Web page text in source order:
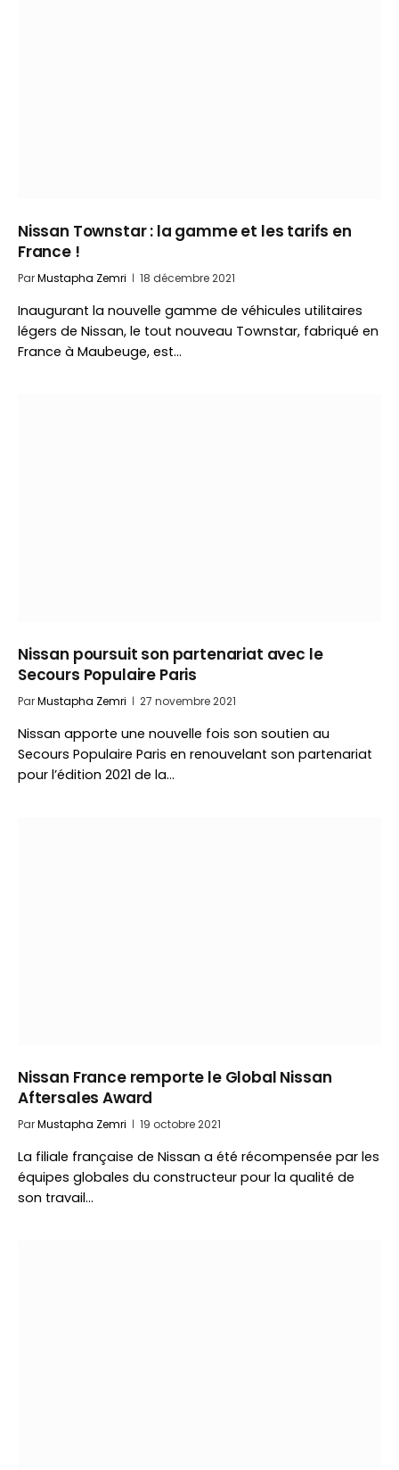
Nissan Townstar : la gamme et les tarifs en
France !
ParMustapha Zemri 18 décembre 2021
Inaugurant la nouvelle gamme de véhicules utilitaires
légers de Nissan, le tout nouveau Townstar, fabriqué en
France à Maubeuge, est…
Nissan poursuit son partenariat avec le
Secours Populaire Paris
ParMustapha Zemri 27 novembre 2021
Nissan apporte une nouvelle fois son soutien au
Secours Populaire Paris en renouvelant son partenariat
pour l’édition 2021 de la…
Nissan France remporte le Global Nissan
Aftersales Award
ParMustapha Zemri 19 octobre 2021
La filiale française de Nissan a été récompensée par les
équipes globales du constructeur pour la qualité de
son travail…